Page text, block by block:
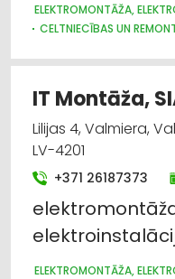
Ventilācijas un
iekārtas telpām
Apsardze:
videonovērošana
ELEKTROMONTĀŽA,
CELTNIECĪBAS UN
SILTUMTEHNIKA, APKURES
VENTILĀCIJAS UN
TELEKOMUNIKĀCIJAS
APSARDZE:
IT Montāža,
Lilijas 4, Valmiera,
LV-4201
+371 26187373
ELEKTROMONTĀŽA,